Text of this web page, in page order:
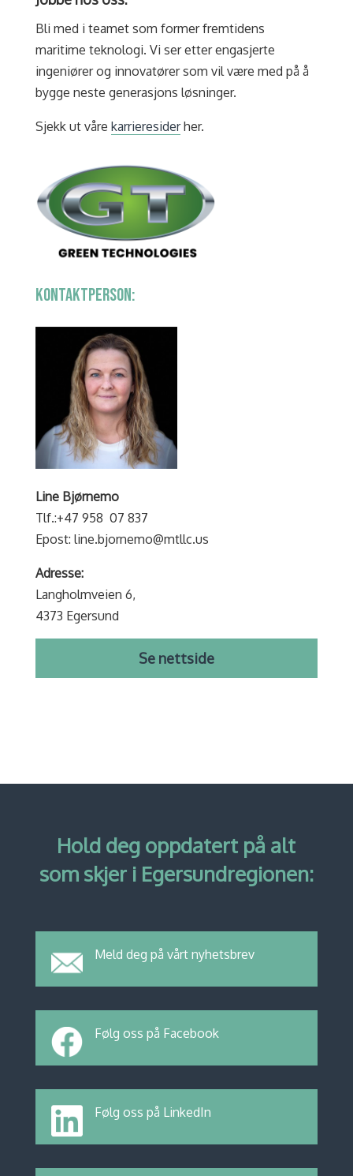
Bli med i teamet som former fremtidens
maritime teknologi. Vi ser etter engasjerte
ingeniører og innovatører som vil være med på å
bygge neste generasjons løsninger.
Sjekk ut våre karrieresiderher.
KONTAKTPERSON:
Line Bjørnemo
Tlf.:+47 958 07 837
Epost: line.bjornemo@mtllc.us
Adresse:
Langholmveien 6,
4373 Egersund
Se nettside
Hold deg oppdatert på alt
som skjer i Egersundregionen:
Meld deg på vårt nyhetsbrev
Følg oss på Facebook
Følg oss på LinkedIn